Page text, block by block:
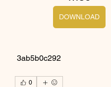
DOWNLOAD
3ab5b0c292
0